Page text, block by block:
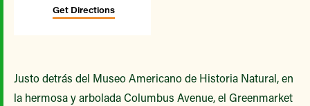
Get Directions
Justo detrás del Museo Americano de Historia Natural, en
la hermosa y arbolada Columbus Avenue, el Greenmarket